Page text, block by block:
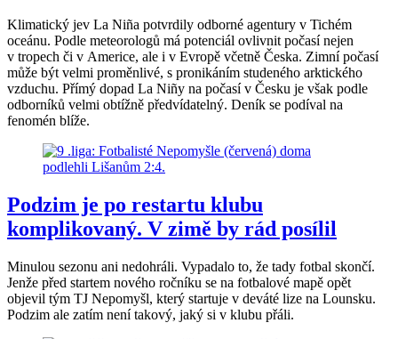
Klimatický jev La Niña potvrdily odborné agentury v Tichém
oceánu. Podle meteorologů má potenciál ovlivnit počasí nejen
v tropech či v Americe, ale i v Evropě včetně Česka. Zimní počasí
může být velmi proměnlivé, s pronikáním studeného arktického
vzduchu. Přímý dopad La Niñy na počasí v Česku je však podle
odborníků velmi obtížně předvídatelný. Deník se podíval na
fenomén blíže.
Podzim je po restartu klubu
komplikovaný. V zimě by rád posílil
Minulou sezonu ani nedohráli. Vypadalo to, že tady fotbal skončí.
Jenže před startem nového ročníku se na fotbalové mapě opět
objevil tým TJ Nepomyšl, který startuje v deváté lize na Lounsku.
Podzim ale zatím není takový, jaký si v klubu přáli.